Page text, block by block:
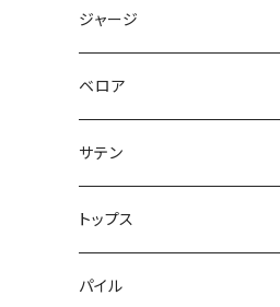
ジャージ
ベロア
サテン
トップス
パイル